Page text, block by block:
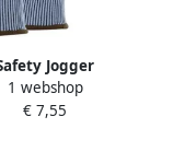
Jogger
HPPE
met dubbele
1 webshop
€ 7,55